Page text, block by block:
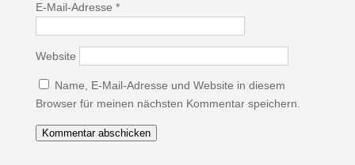
E-Mail-Adresse *
Website
Name, E-Mail-Adresse und Website in diesem
Browser für meinen nächsten Kommentar speichern.
Kommentar abschicken